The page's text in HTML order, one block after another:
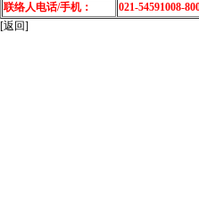
联络人电话/手机：
021-54591008-
[返回]